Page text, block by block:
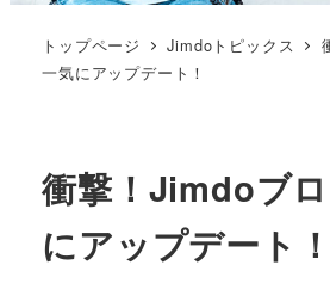
トップページ Jimdoトピックス
一気にアップデート！
衝撃！Jimdoブ
にアップデート！